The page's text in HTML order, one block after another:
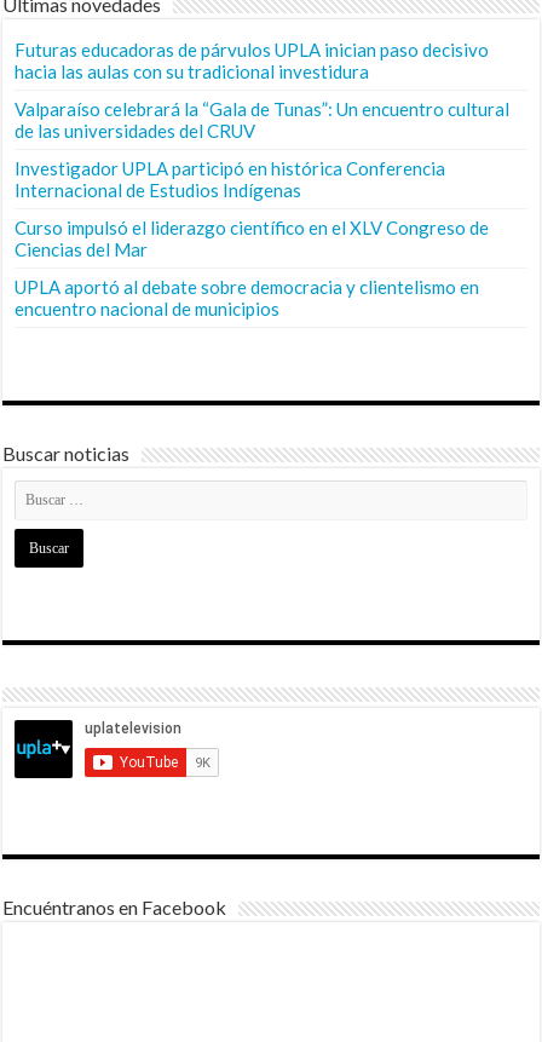
Futuras educadoras de párvulos UPLA inician paso decisivo
hacia las aulas con su tradicional investidura
Valparaíso celebrará la “Gala de Tunas”: Un encuentro cultural
de las universidades del CRUV
Investigador UPLA participó en histórica Conferencia
Internacional de Estudios Indígenas
Curso impulsó el liderazgo científico en el XLV Congreso de
Ciencias del Mar
UPLA aportó al debate sobre democracia y clientelismo en
encuentro nacional de municipios
Buscar noticias
Encuéntranos en Facebook